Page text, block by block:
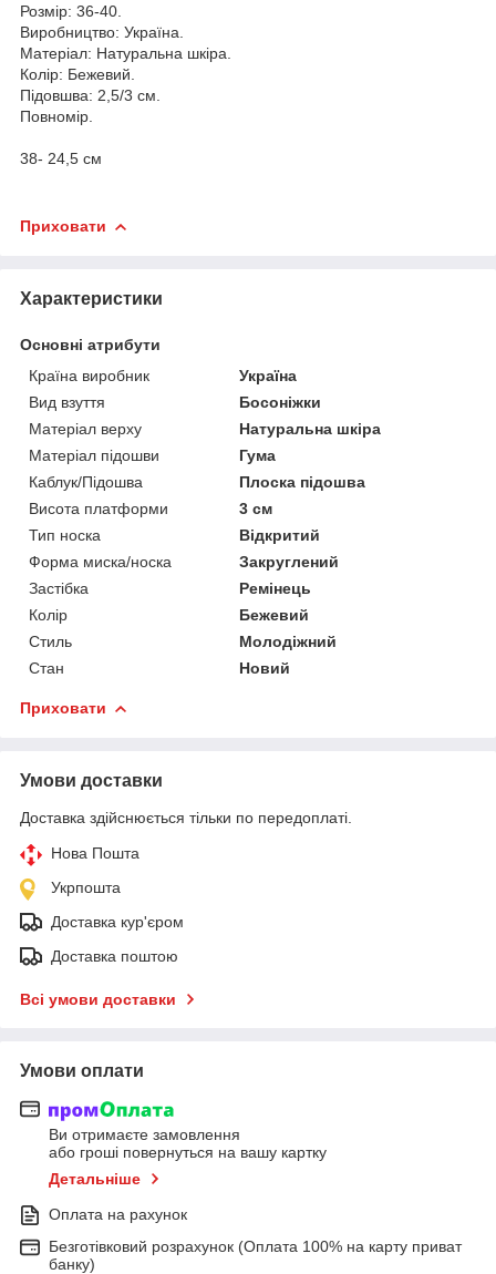
Розмір: 36-40.
Виробництво: Україна.
Матеріал: Натуральна шкіра.
Колір: Бежевий.
Підовшва: 2,5/3 см.
Повномір.
38- 24,5 см
Приховати
Характеристики
Основні атрибути
Країна виробник
Україна
Вид взуття
Босоніжки
Матеріал верху
Натуральна шкіра
Матеріал підошви
Гума
Каблук/Підошва
Плоска підошва
Висота платформи
3 см
Тип носка
Відкритий
Форма миска/носка
Закруглений
Застібка
Ремінець
Колір
Бежевий
Стиль
Молодіжний
Стан
Новий
Приховати
Умови доставки
Доставка здійснюється тільки по передоплаті.
Нова Пошта
Укрпошта
Доставка кур'єром
Доставка поштою
Всі умови доставки
Умови оплати
Ви отримаєте замовлення
або гроші повернуться на вашу картку
Детальніше
Оплата на рахунок
Безготівковий розрахунок (Оплата 100% на карту приват
банку)